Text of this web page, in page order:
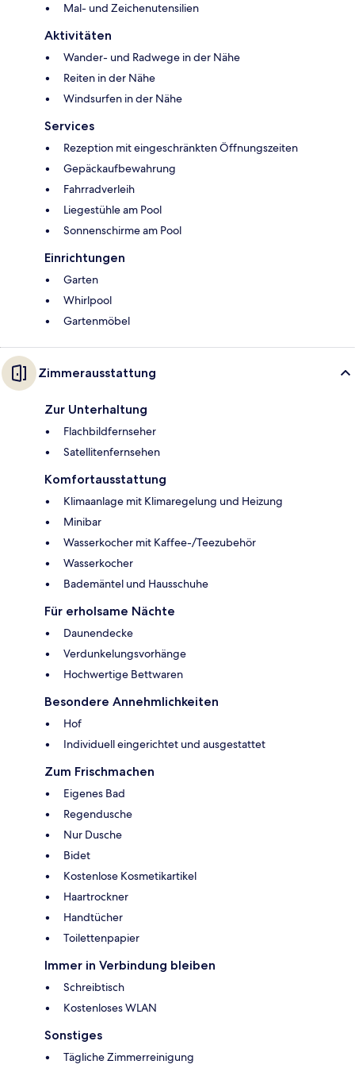
Mal- und Zeichenutensilien
Aktivitäten
Wander- und Radwege in der Nähe
Reiten in der Nähe
Windsurfen in der Nähe
Services
Rezeption mit eingeschränkten Öffnungszeiten
Gepäckaufbewahrung
Fahrradverleih
Liegestühle am Pool
Sonnenschirme am Pool
Einrichtungen
Garten
Whirlpool
Gartenmöbel
Zimmerausstattung
Zur Unterhaltung
Flachbildfernseher
Satellitenfernsehen
Komfortausstattung
Klimaanlage mit Klimaregelung und Heizung
Minibar
Wasserkocher mit Kaffee-/Teezubehör
Wasserkocher
Bademäntel und Hausschuhe
Für erholsame Nächte
Daunendecke
Verdunkelungsvorhänge
Hochwertige Bettwaren
Besondere Annehmlichkeiten
Hof
Individuell eingerichtet und ausgestattet
Zum Frischmachen
Eigenes Bad
Regendusche
Nur Dusche
Bidet
Kostenlose Kosmetikartikel
Haartrockner
Handtücher
Toilettenpapier
Immer in Verbindung bleiben
Schreibtisch
Kostenloses WLAN
Sonstiges
Tägliche Zimmerreinigung